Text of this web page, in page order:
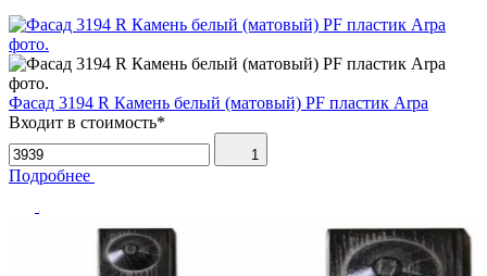
Фасад 3194 R Камень белый (матовый) PF пластик Arpa
Входит в стоимость*
1
Подробнее